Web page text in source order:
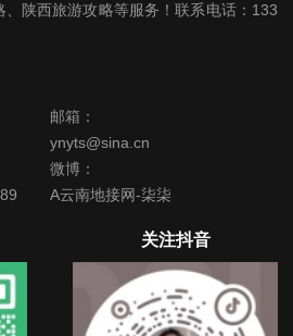
陕西旅游攻略等服务！联系电话：133
邮箱：
ynyts@sina.cn
微博：
A云南地接网-柒柒
关注抖音